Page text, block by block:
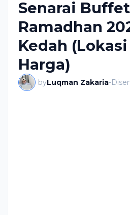
Senarai Buffet
Ramadhan
Kedah
Harga)
byLuqman Zakaria-